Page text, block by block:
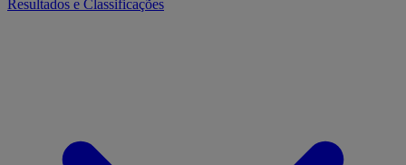
Resultados e Classificações